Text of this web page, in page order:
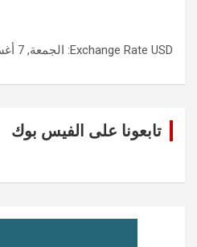
Exchange Rate USD : الجمعة, 7 أغسطس.
تابعونا على الفيس بوك